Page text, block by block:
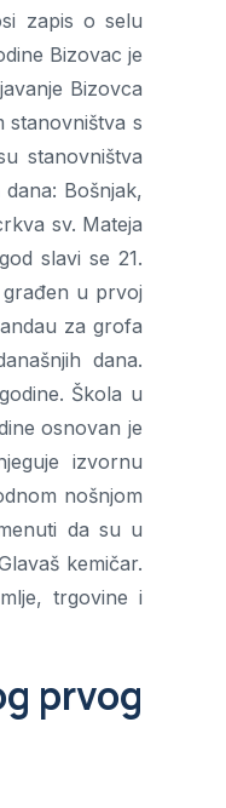
zapis o selu
Bizovac je
Bizovca
stanovništva s
stanovništva
Bošnjak,
sv. Mateja
slavi se 21.
u prvoj
za grofa
dana.
Škola u
osnovan je
izvornu
nošnjom
da su u
kemičar.
trgovine i
prvog